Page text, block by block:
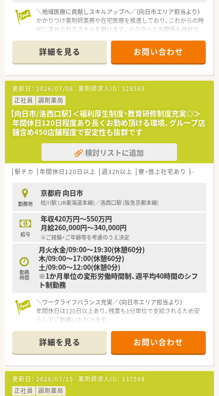
＼地域医療に貢献しスキルアップへ／（向日市エリア担当より）
かかりつけ薬剤師業務や在宅医療を推進しており、これからの時
代に求められるスキルを磨けます。ドクターとの関係も良好で、
【店舗情報と応需状況について】
■東向日駅から徒歩3分という大変アクセスしやすい立地にあ
り、新しく綺麗な建物が自慢の調剤薬局です。
■門前のクリニックからは主に内科や消化器科の処方箋を受け
付けており、1日あたり30枚から40枚を応需しています。
■薬局内には1200品目以上の医薬品を採用しており、多様な処
方内容に対して迅速に対応できる体制です。
【募集背景と求める人物像について】
■今回は家庭の事情により退職されるスタッフの後任として、即
戦力となって頂ける調剤経験者を募集しています。
■年齢層は30代から50代前半まで幅広く想定しており、周囲と
協調しながら業務に取り組める方を求めています。
■完全な未経験の方の採用は現在難しい状況ですが、これまでの
【法人特徴について】
■京都府内において4店舗の調剤薬局を展開しており、地域に密
着した安定感のある企業運営が強みです。
■ドミナント戦略による出店体制を敷いているため、近隣店舗か
らの急な応援やヘルプの体制が整っています。
■国の医療方針に則したかかりつけ薬剤師業務や、在宅業務の推
進にいち早く取り組んでいる先進的な法人です。
【求人情報について】
■正社員の勤務薬剤師としての採用となり、想定される年収は
480万円から600万円の幅で提示されます。
慮した上で、お互いが納得できるよう決定します。
■昇給は年1回4月に業績や勤務実績に応じて行われ、さらに年2
回の賞与支給もあるため安定した収入です。
詳細を見る お問い合わせ
更新日： 2026/07/08 薬剤師求人ID： 328585
正社員
調剤薬局
【向日市/洛西口駅】＜福利厚生制度・教育研修制度充実◎＞
年間休日120日程度あり長くお勤め頂ける環境、グループ店
舗含め450店舗程度で安定性も抜群です
検討リストに追加
駅チカ 年間休日120日以上 週32h以上 寮・借上社宅あり 住宅補
勤務地
京都府 向日市
桂川駅 (JR東海道本線)／洛西口駅 (阪急京都本線)
給与
年収420万円～550万円
月給260,000円～340,000円
※ご経験・ご年齢等を考慮のうえ決定
勤務
時間
月火水金/09:00～19:30(休憩60分)
木/09:00～17:00(休憩60分)
土/09:00～12:00(休憩0分)
※1か月単位の変形労働時間制、週平均40時間のシフ
ト制勤務
＼ワークライフバランス充実／（向日市エリア担当より）
年間休日は120日以上あり、残業も1分単位で支給されるため安
心してご勤務いただけます。
【店舗情報と応需状況について】
■洛西口駅から徒歩1分、桂川駅から徒歩7分の場所に位置して
おり、通勤に大変便利なアクセスの良い店舗です。
■内科や循環器科および歯科の処方箋をメインに応需しており、
1日あたりの処方箋枚数は約40枚となっております。
■常時複数名の薬剤師が在籍する体制を整えており、協力し合い
ながらスムーズかつ安全に日々の業務を進めています。
詳細を見る お問い合わせ
更新日： 2026/07/15 薬剤師求人ID： 337598
正社員
調剤薬局